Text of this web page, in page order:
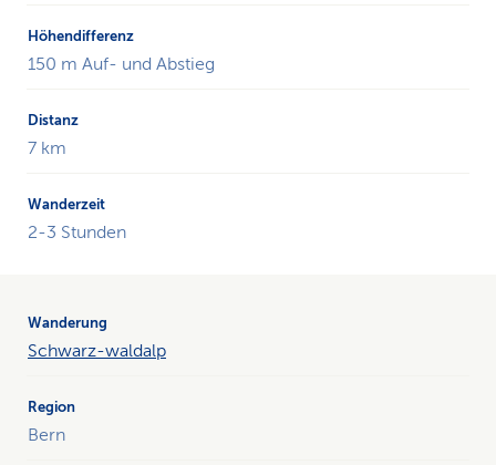
150 m Auf- und Abstieg
7 km
2-3 Stunden
Schwarz-waldalp
Bern